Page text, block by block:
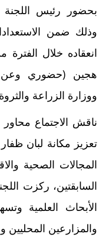
بحضور رئيس اللجنة
وذلك ضمن
هجين (حضوري وعن
ووزارة الزراعة
ناقش الاجتماع محاور
تعزيز مكانة لبان ظفار
المجالات الصحية
السابقتين، ركزت
الأبحاث العلمية
والمزارعين المحليين